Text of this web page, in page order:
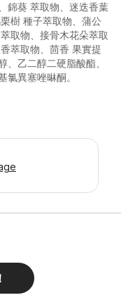
錦葵 萃取物、迷迭香葉
樹 種子萃取物、蒲公
取物、接骨木花朵萃取
萃取物、茴香 果實提
乙二醇二硬脂酸酯、
氯異塞唑晽酮。